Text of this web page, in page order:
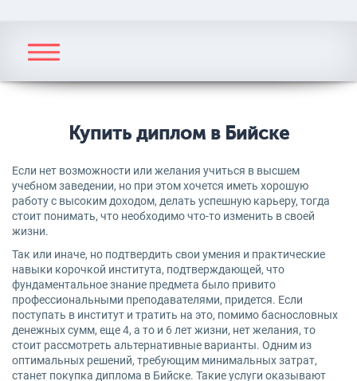
Купить диплом в Бийске
Если нет возможности или желания учиться в высшем
учебном заведении, но при этом хочется иметь хорошую
работу с высоким доходом, делать успешную карьеру, тогда
стоит понимать, что необходимо что-то изменить в своей
жизни.
Так или иначе, но подтвердить свои умения и практические
навыки корочкой института, подтверждающей, что
фундаментальное знание предмета было привито
профессиональными преподавателями, придется. Если
поступать в институт и тратить на это, помимо баснословных
денежных сумм, еще 4, а то и 6 лет жизни, нет желания, то
стоит рассмотреть альтернативные варианты. Одним из
оптимальных решений, требующим минимальных затрат,
станет покупка диплома в Бийске. Такие услуги оказывают